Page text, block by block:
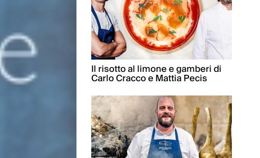
Il risotto al limone e gamberi di
Carlo Cracco e Mattia Pecis